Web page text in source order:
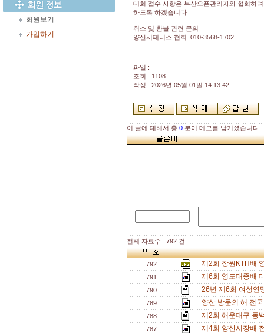
회원보기
가입하기
대회 접수 사항은 부산오픈관리자와 협회하
하도록 하겠습니다
취소 및 환불 관련 문의
양산시테니스 협회 010-3568-1702
파일 :
조회 : 1108
작성 : 2026년 05월 01일 14:13:42
이 글에 대해서 총 0 분이 메모를 남기셨습니다.
전체 자료수 : 792 건
792 제2회 창원KTH배
791 제6회 영도태종배
790 26년 제6회 여성연
789 양산 방문의 해 전
788 제2회 해운대구 동
787 제4회 양산시장배